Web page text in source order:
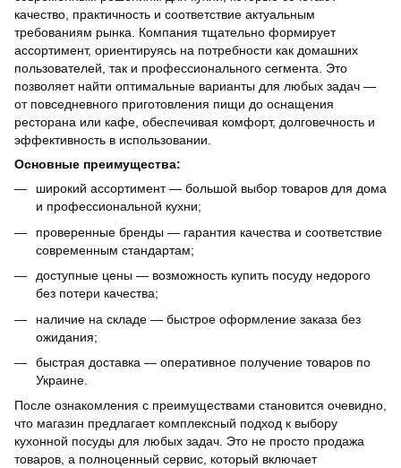
качество, практичность и соответствие актуальным
требованиям рынка. Компания тщательно формирует
ассортимент, ориентируясь на потребности как домашних
пользователей, так и профессионального сегмента. Это
позволяет найти оптимальные варианты для любых задач —
от повседневного приготовления пищи до оснащения
ресторана или кафе, обеспечивая комфорт, долговечность и
эффективность в использовании.
Основные преимущества:
широкий ассортимент — большой выбор товаров для дома
и профессиональной кухни;
проверенные бренды — гарантия качества и соответствие
современным стандартам;
доступные цены — возможность купить посуду недорого
без потери качества;
наличие на складе — быстрое оформление заказа без
ожидания;
быстрая доставка — оперативное получение товаров по
Украине.
После ознакомления с преимуществами становится очевидно,
что магазин предлагает комплексный подход к выбору
кухонной посуды для любых задач. Это не просто продажа
товаров, а полноценный сервис, который включает